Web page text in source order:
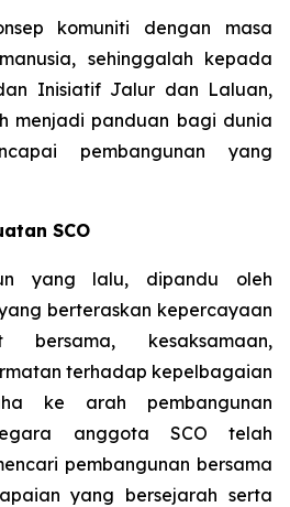
komuniti dengan masa
sehinggalah kepada
Inisiatif Jalur dan Laluan,
menjadi panduan bagi dunia
pembangunan yang
SCO
yang lalu, dipandu oleh
berteraskan kepercayaan
bersama, kesaksamaan,
terhadap kepelbagaian
ke arah pembangunan
anggota SCO telah
pembangunan bersama
yang bersejarah serta